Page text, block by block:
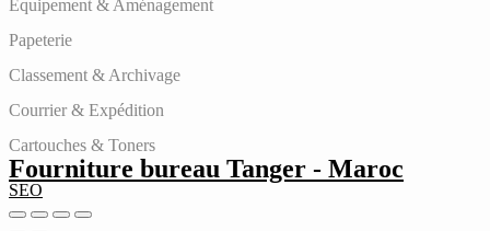
Équipement & Aménagement
Papeterie
Classement & Archivage
Courrier & Expédition
Cartouches & Toners
Fourniture bureau Tanger - Maroc
SEO